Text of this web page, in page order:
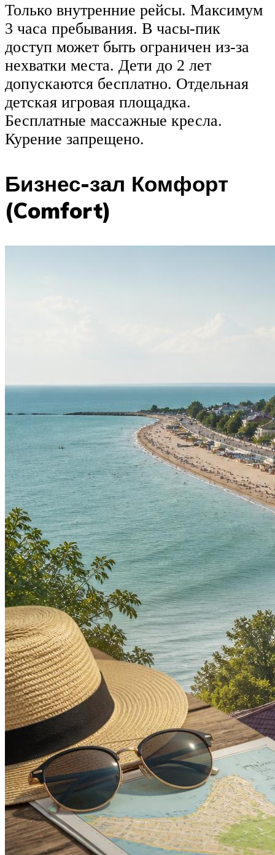
Только внутренние рейсы. Максимум
3 часа пребывания. В часы-пик
доступ может быть ограничен из-за
нехватки места. Дети до 2 лет
допускаются бесплатно. Отдельная
детская игровая площадка.
Бесплатные массажные кресла.
Курение запрещено.
Бизнес-зал Комфорт
(Comfort)